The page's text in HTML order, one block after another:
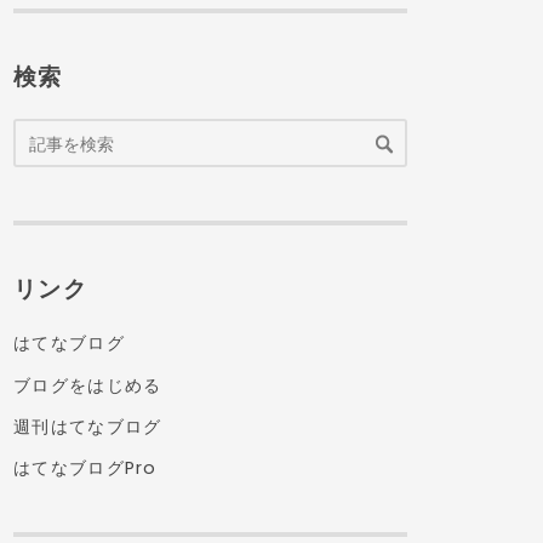
検索
リンク
はてなブログ
ブログをはじめる
週刊はてなブログ
はてなブログPro